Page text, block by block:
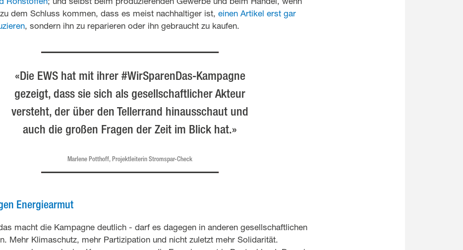
dem Schluss kommen, dass es meist nachhaltiger ist, einen Artikel erst gar
, sondern ihn zu reparieren oder ihn gebraucht zu kaufen.
«Die EWS hat mit ihrer #WirSparenDas-Kampagne
gezeigt, dass sie sich als gesellschaftlicher Akteur
versteht, der über den Tellerrand hinausschaut und
auch die großen Fragen der Zeit im Blick hat.»
Marlene Potthoff, Projektleiterin Stromspar-Check
Energiearmut
macht die Kampagne deutlich - darf es dagegen in anderen gesellschaftlichen
Mehr Klimaschutz, mehr Partizipation und nicht zuletzt mehr Solidarität.